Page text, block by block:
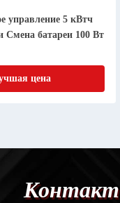
управление 5 кВтч
Смена батареи 100 Вт
цена
Контакт